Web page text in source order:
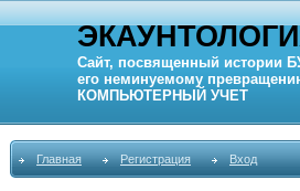
Сайт, посвященный истории
его неминуемому
КОМПЬЮТЕРНЫЙ УЧЕТ
Главная Регистрация Вход